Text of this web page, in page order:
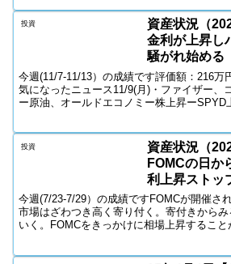
投資
資産状況（
金利が上昇し
騒がれ始め
今週(11/7-11/13）の成績です評価額：216万
気になったニュース11/9(月)・ファイザー、
ー原油、オールドエコノミー株上昇ーSPYD
投資
資産状況（
FOMCの日か
利上昇ストッ
産+21万＆入
今週(7/23-7/29）の成績ですFOMCが開催さ
市場はざわつき高く寄り付く。寄付きから
いく。FOMCをきっかけに相場上昇すること